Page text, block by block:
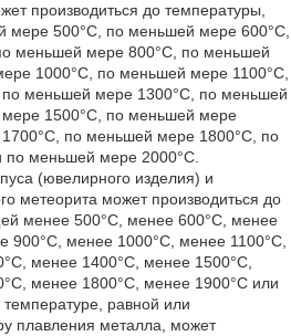
производиться до температуры,
мере 500°С, по меньшей мере 600°С,
меньшей мере 800°С, по меньшей
1000°С, по меньшей мере 1100°С,
меньшей мере 1300°С, по меньшей
1500°С, по меньшей мере
по меньшей мере 1800°С, по
меньшей мере 2000°С.
(ювелирного изделия) и
метеорита может производиться до
менее 500°С, менее 600°С, менее
900°С, менее 1000°С, менее 1100°С,
менее 1400°С, менее 1500°С,
менее 1800°С, менее 1900°С или
равной или
плавления металла, может